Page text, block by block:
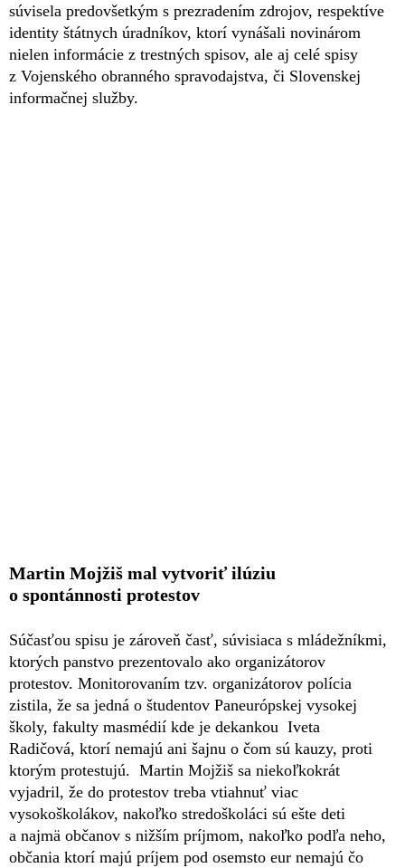
súvisela predovšetkým s prezradením zdrojov, respektíve
identity štátnych úradníkov, ktorí vynášali novinárom
nielen informácie z trestných spisov, ale aj celé spisy
z Vojenského obranného spravodajstva, či Slovenskej
informačnej služby.
Martin Mojžiš mal vytvoriť ilúziu
o spontánnosti protestov
Súčasťou spisu je zároveň časť, súvisiaca s mládežníkmi,
ktorých panstvo prezentovalo ako organizátorov
protestov. Monitorovaním tzv. organizátorov polícia
zistila, že sa jedná o študentov Paneurópskej vysokej
školy, fakulty masmédií kde je dekankou Iveta
Radičová, ktorí nemajú ani šajnu o čom sú kauzy, proti
ktorým protestujú. Martin Mojžiš sa niekoľkokrát
vyjadril, že do protestov treba vtiahnuť viac
vysokoškolákov, nakoľko stredoškoláci sú ešte deti
a najmä občanov s nižším príjmom, nakoľko podľa neho,
občania ktorí majú príjem pod osemsto eur nemajú čo